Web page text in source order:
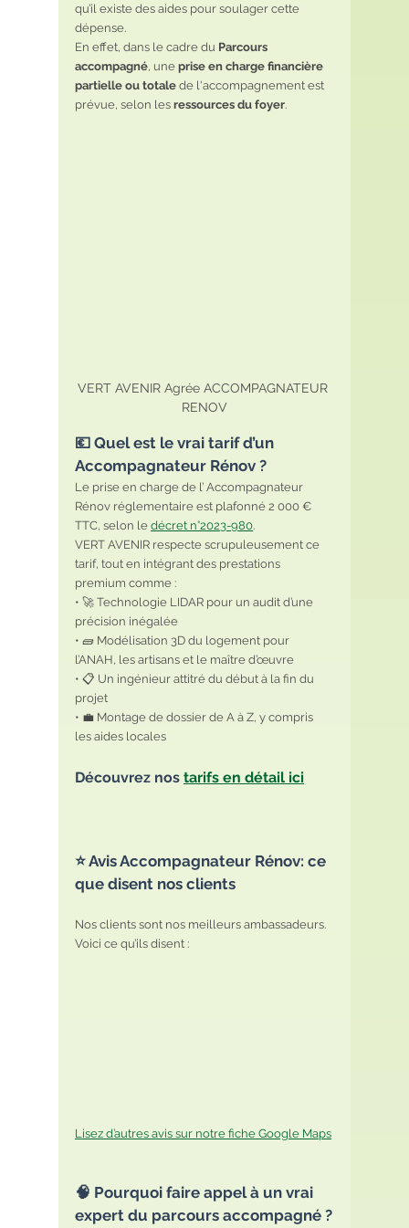
qu’il existe des aides pour soulager cette
dépense.
En effet, dans le cadre du Parcours
accompagné, une prise en charge financière
partielle ou totale de l'accompagnement est
prévue, selon les ressources du foyer.
VERT AVENIR Agrée ACCOMPAGNATEUR
RENOV
💶 Quel est le vrai tarif d’un
Accompagnateur Rénov ?
Le prise en charge de l’ Accompagnateur
Rénov réglementaire est plafonné 2 000 €
TTC, selon le décret n°2023-980.
VERT AVENIR respecte scrupuleusement ce
tarif, tout en intégrant des prestations
premium comme :
• 🚀 Technologie LIDAR pour un audit d’une
précision inégalée
• 🧱 Modélisation 3D du logement pour
l’ANAH, les artisans et le maître d’œuvre
• 📋 Un ingénieur attitré du début à la fin du
projet
• 💼 Montage de dossier de A à Z, y compris
les aides locales
Découvrez nos tarifs en détail ici
⭐️ Avis Accompagnateur Rénov: ce
que disent nos clients
Nos clients sont nos meilleurs ambassadeurs.
Voici ce qu’ils disent :
Lisez d’autres avis sur notre fiche Google Maps
🧠 Pourquoi faire appel à un vrai
expert du parcours accompagné ?